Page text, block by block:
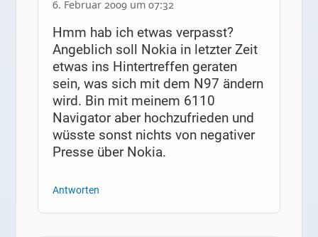
6. Februar 2009 um 07:32
Hmm hab ich etwas verpasst?
Angeblich soll Nokia in letzter Zeit
etwas ins Hintertreffen geraten
sein, was sich mit dem N97 ändern
wird. Bin mit meinem 6110
Navigator aber hochzufrieden und
wüsste sonst nichts von negativer
Presse über Nokia.
Antworten